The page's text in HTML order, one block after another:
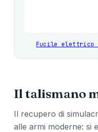
Fucile elettrico
Il talismano
Il recupero di
alle armi moderne: si